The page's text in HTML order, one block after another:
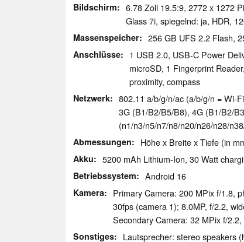
Bildschirm
6.78 Zoll 19.5:9, 2772 x 1272
Glass 7i, spiegelnd: ja, HDR,
Massenspeicher 256 GB UFS 2.2 Flash,
Anschlüsse
1 USB 2.0, USB-C Power
microSD, 1 Fingerprint
proximity, compass
Netzwerk
802.11 a/b/g/n/ac (a/b/g/n = Wi-
3G (B1/​B2/​B5/​B8), 4G (B1/​B2/​
(n1/​n3/​n5/​n7/​n8/​n20/​n26/​n28/​
Abmessungen Höhe x Breite x Tiefe (in
Akku 5200 mAh Lithium-Ion, 30 Watt
Betriebssystem Android 16
Kamera
Primary Camera: 200 MPix f/​1.8,
30fps (camera 1); 8.0MP, f/​2.2,
Secondary Camera: 32 MPix f/​
Sonstiges
Lautsprecher: stereo speakers